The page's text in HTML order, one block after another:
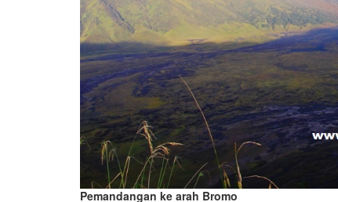
Pemandangan ke arah Bromo